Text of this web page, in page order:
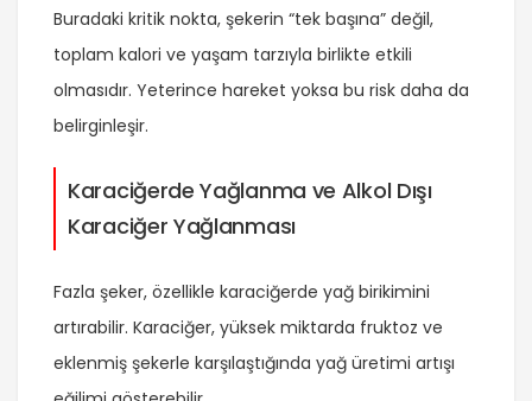
Buradaki kritik nokta, şekerin “tek başına” değil,
toplam kalori ve yaşam tarzıyla birlikte etkili
olmasıdır. Yeterince hareket yoksa bu risk daha da
belirginleşir.
Karaciğerde Yağlanma ve Alkol Dışı
Karaciğer Yağlanması
Fazla şeker, özellikle karaciğerde yağ birikimini
artırabilir. Karaciğer, yüksek miktarda fruktoz ve
eklenmiş şekerle karşılaştığında yağ üretimi artışı